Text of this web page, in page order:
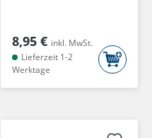
8,95 € inkl. MwSt.
Lieferzeit 1-2
Werktage